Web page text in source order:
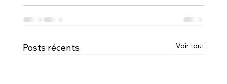
Posts récents Voir tout